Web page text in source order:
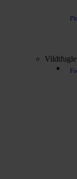
Vildtfugle